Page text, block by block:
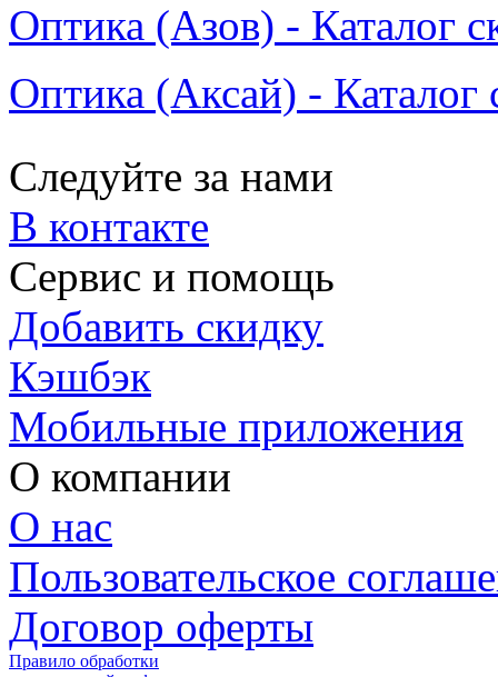
Оптика (Азов) - Каталог
Оптика (Аксай) - Каталог
Следуйте за нами
В контакте
Сервис и помощь
Добавить скидку
Кэшбэк
Мобильные приложения
О компании
О нас
Пользовательское
Договор оферты
Правило обработки